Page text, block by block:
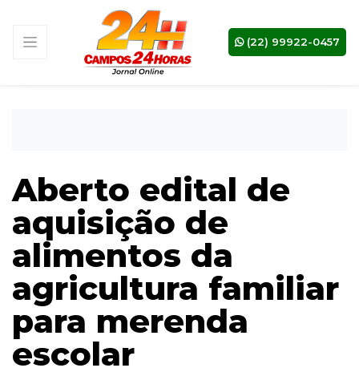
(22) 99922-0457
Aberto edital de
aquisição de
alimentos da
agricultura familiar
para merenda
escolar